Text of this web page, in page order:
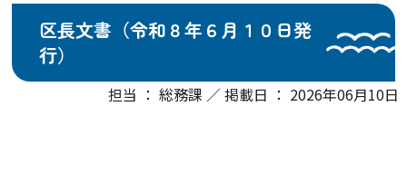
区長文書（令和８年６月１０日発
行）
担当 ： 総務課 ／ 掲載日 ： 2026年06月10日